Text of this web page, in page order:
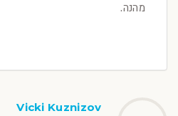
מהנה.
Vicki Kuznizov